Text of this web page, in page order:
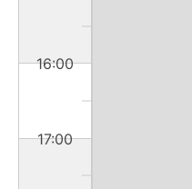
16:00
17:00